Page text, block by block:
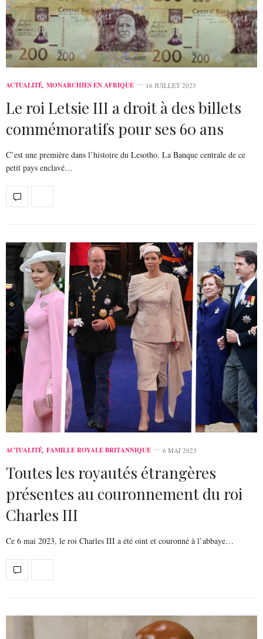
ACTUALITÉ, MONARCHIES EN AFRIQUE 16 JUILLET 2023
Le roi Letsie III a droit à des billets
commémoratifs pour ses 60 ans
C’est une première dans l’histoire du Lesotho. La Banque centrale de ce
petit pays enclavé…
ACTUALITÉ, FAMILLE ROYALE BRITANNIQUE 6 MAI 2023
Toutes les royautés étrangères
présentes au couronnement du roi
Charles III
Ce 6 mai 2023, le roi Charles III a été oint et couronné à l’abbaye…